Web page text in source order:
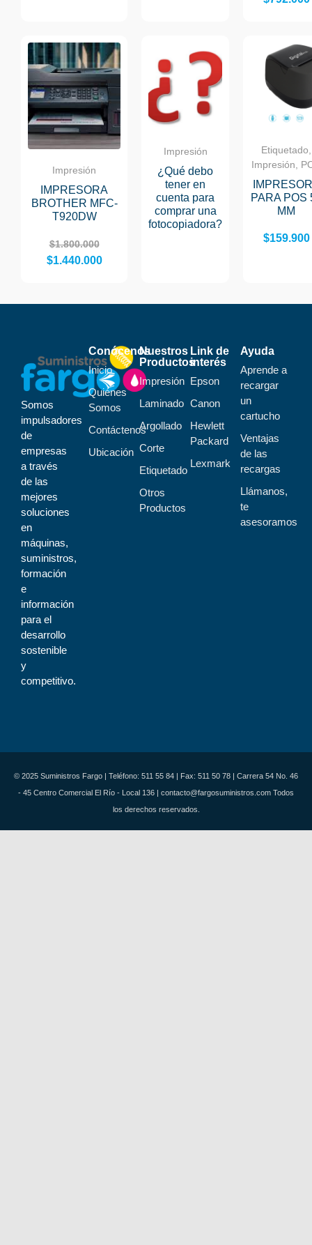
Impresión
IMPRESORA
BROTHER MFC-
T920DW
$1.800.000
$1.440.000
Impresión
¿Qué debo
tener en
cuenta para
comprar una
fotocopiadora?
Etiquetado,
Impresión,
PARA POS
MM
$159.900
Somos
impulsadores
de
empresas
a través
de las
mejores
soluciones
en
máquinas,
suministros,
formación
e
información
para el
desarrollo
sostenible
y
competitivo.
Conócenos
Inicio
Quiénes
Somos
Contáctenos
Ubicación
Nuestros
Productos
Impresión
Laminado
Argollado
Corte
Etiquetado
Otros
Productos
Link de
interés
Epson
Canon
Hewlett
Packard
Lexmark
Ayuda
Aprende a
recargar
un
cartucho
Ventajas
de las
recargas
Llámanos,
te
asesoramos
© 2025 Suministros Fargo | Teléfono: 511 55 84 | Fax: 511 50 78 | Carrera 54 No. 46
- 45 Centro Comercial El Río - Local 136 | contacto@fargosuministros.com Todos
los derechos reservados.